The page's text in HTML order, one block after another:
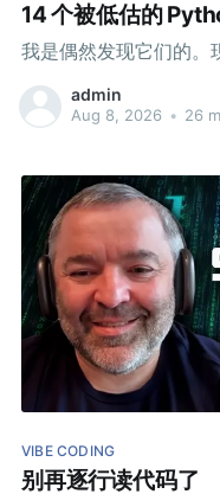
14 个被低估的
我是偶然发现它们的。
admin
Aug 8, 2026 • 26
VIBE CODING
别再逐行读代码了